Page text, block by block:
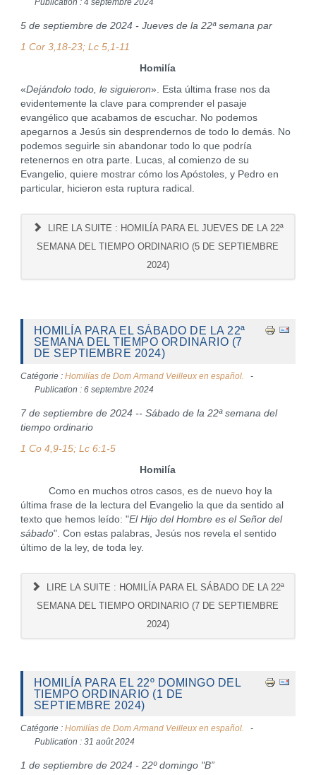
Publication : 4 septembre 2024
5 de septiembre de 2024 - Jueves de la 22ª semana par
1 Cor 3,18-23; Lc 5,1-11
Homilía
«Dejándolo todo, le siguieron». Esta última frase nos da
evidentemente la clave para comprender el pasaje
evangélico que acabamos de escuchar. No podemos
apegarnos a Jesús sin desprendernos de todo lo demás. No
podemos seguirle sin abandonar todo lo que podría
retenernos en otra parte. Lucas, al comienzo de su
Evangelio, quiere mostrar cómo los Apóstoles, y Pedro en
particular, hicieron esta ruptura radical.
LIRE LA SUITE : HOMILÍA PARA EL JUEVES DE LA 22ª
SEMANA DEL TIEMPO ORDINARIO (5 DE SEPTIEMBRE
2024)
HOMILÍA PARA EL SÁBADO DE LA 22ª
SEMANA DEL TIEMPO ORDINARIO (7
DE SEPTIEMBRE 2024)
Catégorie : Homilías de Dom Armand Veilleux en español.
Publication : 6 septembre 2024
7 de septiembre de 2024 -- Sábado de la 22ª semana del
tiempo ordinario
1 Co 4,9-15; Lc 6:1-5
Homilía
Como en muchos otros casos, es de nuevo hoy la
última frase de la lectura del Evangelio la que da sentido al
texto que hemos leído: "El Hijo del Hombre es el Señor del
sábado". Con estas palabras, Jesús nos revela el sentido
último de la ley, de toda ley.
LIRE LA SUITE : HOMILÍA PARA EL SÁBADO DE LA 22ª
SEMANA DEL TIEMPO ORDINARIO (7 DE SEPTIEMBRE
2024)
HOMILÍA PARA EL 22º DOMINGO DEL
TIEMPO ORDINARIO (1 DE
SEPTIEMBRE 2024)
Catégorie : Homilías de Dom Armand Veilleux en español.
Publication : 31 août 2024
1 de septiembre de 2024 - 22º domingo "B”